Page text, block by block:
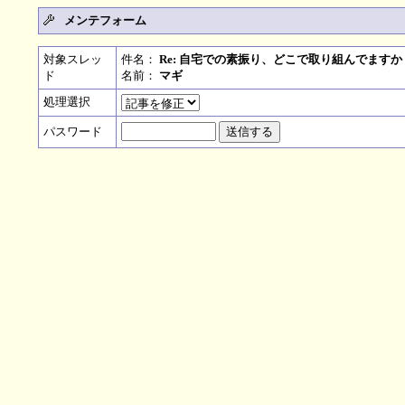
メンテフォーム
対象スレッ
ド
件名： Re: 自宅での素振り、どこで取り組んでますか
名前： マギ
処理選択
パスワード